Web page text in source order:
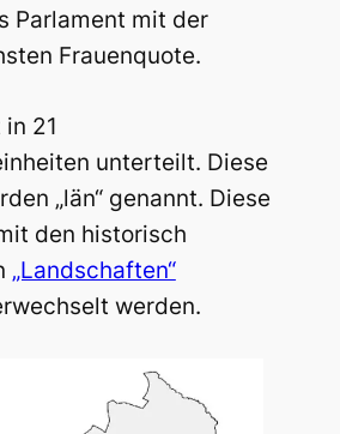
Parlament mit der
Frauenquote.
21
unterteilt. Diese
„län“ genannt. Diese
den historisch
„Landschaften“
werden.